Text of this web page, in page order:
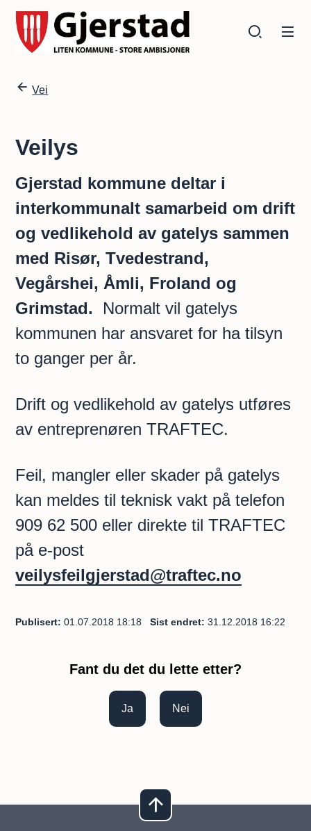
Gjerstad kommune
Du er her:
Vei
Veilys
Gjerstad kommune deltar i
interkommunalt samarbeid om drift
og vedlikehold av gatelys sammen
med Risør, Tvedestrand,
Vegårshei, Åmli, Froland og
Grimstad.
Normalt vil gatelys
kommunen har ansvaret for ha tilsyn
to ganger per år.
Drift og vedlikehold av gatelys utføres
av entreprenøren TRAFTEC.
Feil, mangler eller skader på gatelys
kan meldes til teknisk vakt på telefon
909 62 500 eller direkte til TRAFTEC
på e-post
veilysfeilgjerstad@traftec.no
Publisert 01.07.2018 18:18 Sist endret 31.12.2018 16:22
Fant du det du lette etter?
Ja Nei